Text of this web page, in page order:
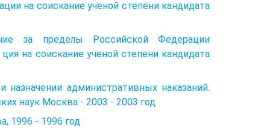
соискание ученой степени кандидата
за пределы Российской Федерации
на соискание ученой степени кандидата
административных наказаний.
наук Москва - 2003 - 2003 год
1996 - 1996 год